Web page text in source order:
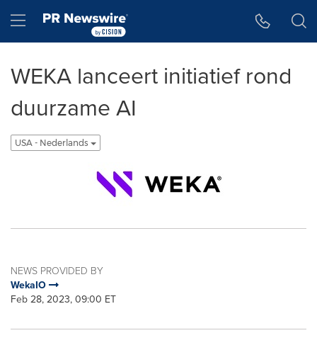
Hamburger menu
WEKA lanceert initiatief rond
duurzame AI
USA - Nederlands
NEWS PROVIDED BY
WekaIO
Feb 28, 2023, 09:00 ET